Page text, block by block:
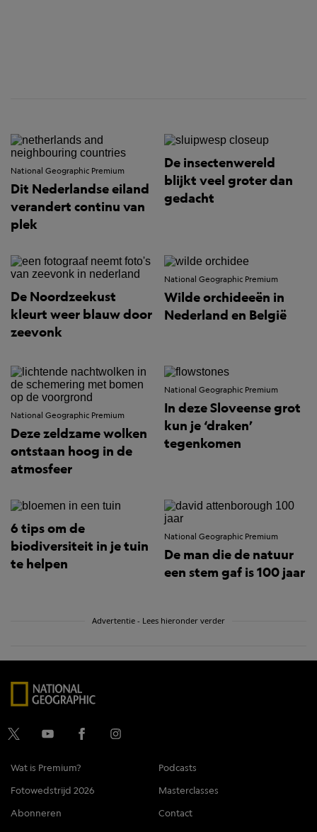
National Geographic Premium
Dit Nederlandse eiland
verandert continu van
plek
De insectenwereld
blijkt veel groter dan
gedacht
De Noordzeekust
kleurt weer blauw door
zeevonk
National Geographic Premium
Wilde orchideeën in
Nederland en België
National Geographic Premium
Deze zeldzame wolken
ontstaan hoog in de
atmosfeer
National Geographic Premium
In deze Sloveense grot
kun je ‘draken’
tegenkomen
6 tips om de
biodiversiteit in je tuin
te helpen
National Geographic Premium
De man die de natuur
een stem gaf is 100 jaar
Advertentie - Lees hieronder verder
Wat is Premium?
Podcasts
Fotowedstrijd 2026
Masterclasses
Abonneren
Contact